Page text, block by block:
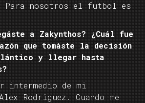
Para nosotros el futbol es
a Zakynthos? ¿Cuál fue
que tomáste la decisión
y llegar hasta
intermedio de mi
Rodriguez. Cuando me